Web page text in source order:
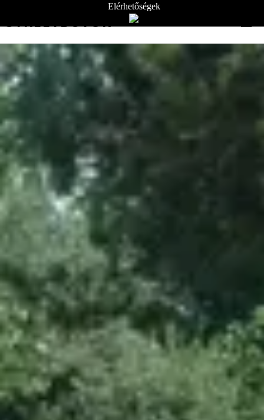
STREETBÚTOR
Elérhetőségek